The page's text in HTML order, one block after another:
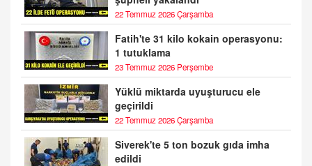
22 Temmuz 2026 Çarşamba
Fatih'te 31 kilo kokain operasyonu:
1 tutuklama
23 Temmuz 2026 Perşembe
Yüklü miktarda uyuşturucu ele
geçirildi
22 Temmuz 2026 Çarşamba
Siverek'te 5 ton bozuk gıda imha
edildi